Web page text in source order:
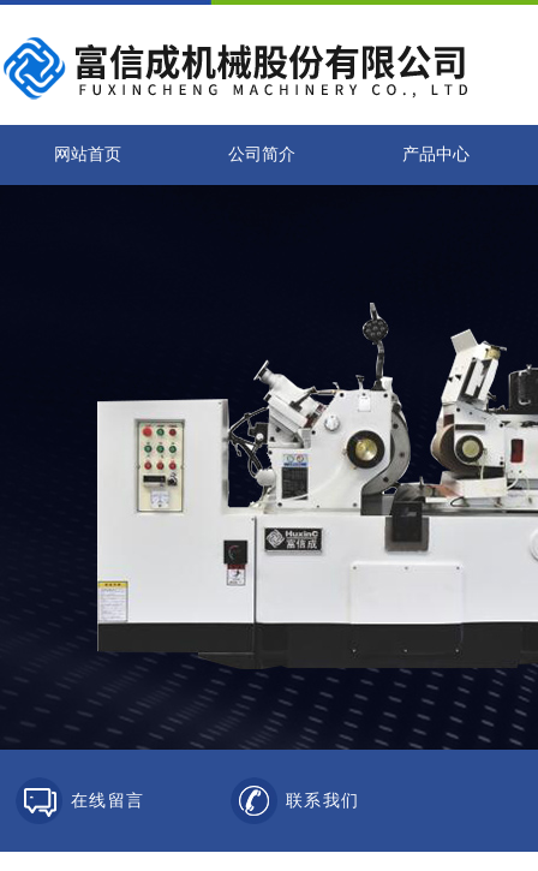
网站首页 公司简介 产品中心
在线留言 联系我们